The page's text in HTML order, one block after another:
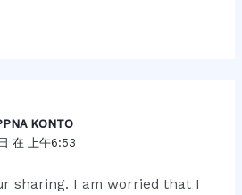
KONTO
在 上午6:53
sharing. I am worried that I